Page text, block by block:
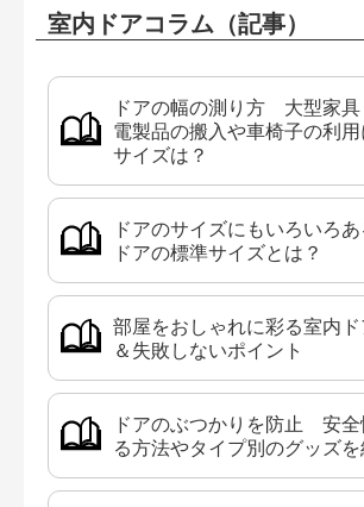
室内ドアコラム（記事）
ドアの幅の測り方 大型家具
電製品の搬入や車椅子の利
サイズは？
ドアのサイズにもいろいろ
ドアの標準サイズとは？
部屋をおしゃれに彩る室内
＆失敗しないポイント
ドアのぶつかりを防止 安全
る方法やタイプ別のグッズ